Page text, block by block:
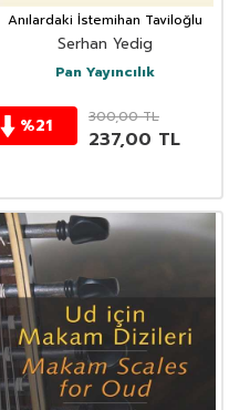
Anılardaki İstemihan Taviloğlu
Serhan Yedig
Pan Yayıncılık
%21 300,00TL
237,00 TL